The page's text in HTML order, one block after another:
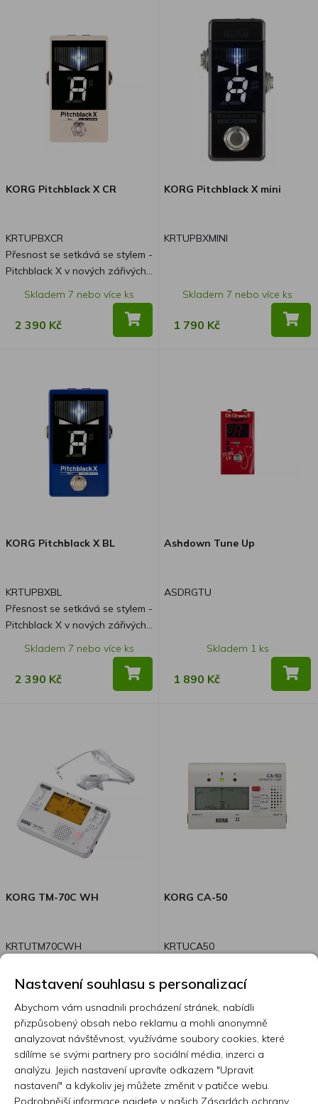
KORG Pitchblack X CR
KRTUPBXCR
Přesnost se setkává se stylem -
Pitchblack X v nových zářivých
proslulý svou výjimečnou
přesností ladění, vynikající
viditelností a technologií ULTRA
zůstane zachována, je nyní k
dispozici ve dvou nových
atraktivních barvách. Kromě
standardní krásné černé barvy
si nyní můžete vybrat modrou
nebo krémovou, které vnesou
do vašeho pedalboardu svěží,
stylový vzhled a zároveň si
důvěřují hudebníci po celém
přesně a vypadá při tom skvěle!
Skladem 7 nebo více ks
2 390 Kč
KORG Pitchblack X mini
KRTUPBXMINI
Skladem 7 nebo více ks
1 790 Kč
KORG Pitchblack X BL
KRTUPBXBL
Přesnost se setkává se stylem -
Pitchblack X v nových zářivých
proslulý svou výjimečnou
přesností ladění, vynikající
viditelností a technologií ULTRA
dispozici ve dvou nových
atraktivních barvách. Kromě
standardní krásné černé barvy
si nyní můžete vybrat modrou
nebo krémovou, které vnesou
do vašeho pedalboardu svěží,
stylový vzhled a zároveň si
důvěřují hudebníci po celém
přesně a vypadá při tom skvěle!
Skladem 7 nebo více ks
2 390 Kč
Ashdown Tune Up
ASDRGTU
Skladem 1 ks
1 890 Kč
KORG TM-70C WH
KRTUTM70CWH
mikrofonem CM-400 v barvě
Skladem 7 nebo více ks
1 330 Kč
KORG CA-50
KRTUCA50
Skladem 7 nebo více ks
459 Kč
Nastavení souhlasu s personalizací
Abychom vám usnadnili procházení stránek, nabídli
přizpůsobený obsah nebo reklamu a mohli anonymně
analyzovat návštěvnost, využíváme soubory cookies, které
sdílíme se svými partnery pro sociální média, inzerci a
analýzu. Jejich nastavení upravíte odkazem "Upravit
nastavení" a kdykoliv jej můžete změnit v patičce webu.
Podrobnější informace najdete v našich Zásadách ochrany